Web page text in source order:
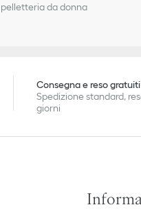
da donna
Consegna e reso gratuiti
Spedizione standard,
giorni